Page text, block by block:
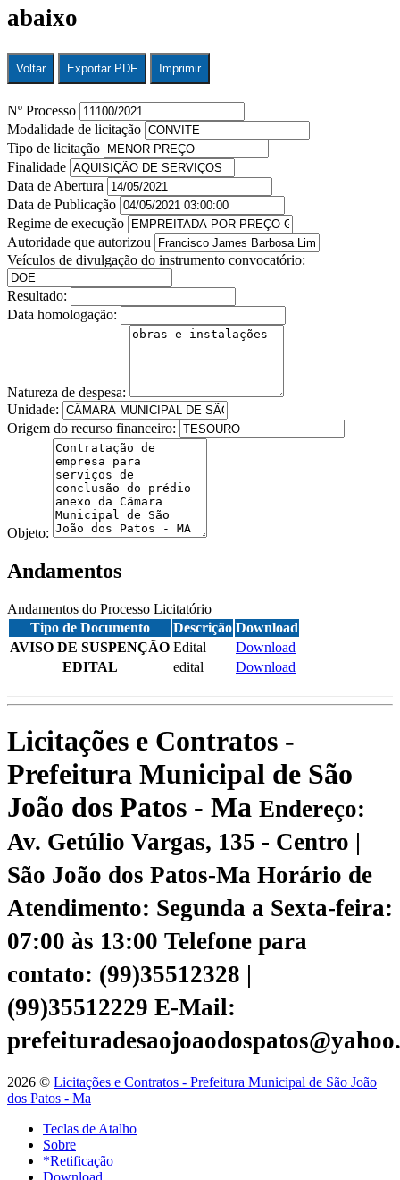
abaixo
Voltar Exportar PDF Imprimir
Nº Processo
Modalidade de licitação
Tipo de licitação
Finalidade
Data de Abertura
Data de Publicação
Regime de execução
Autoridade que autorizou
Veículos de divulgação do instrumento convocatório:
Resultado:
Data homologação:
Natureza de despesa:
Unidade:
Origem do recurso financeiro:
Objeto:
Andamentos
Andamentos do Processo Licitatório
Tipo de Documento
Descrição Download
AVISO DE SUSPENÇÃO Edital
Download
EDITAL
edital Download
Licitações e Contratos -
Prefeitura Municipal de São
João dos Patos - Ma Endereço:
Av. Getúlio Vargas, 135 - Centro |
São João dos Patos-Ma Horário de
Atendimento: Segunda a Sexta-feira:
07:00 às 13:00 Telefone para
contato: (99)35512328 |
(99)35512229 E-Mail:
2026 © Licitações e Contratos - Prefeitura Municipal de São João
dos Patos - Ma
Teclas de Atalho
Sobre
*Retificação